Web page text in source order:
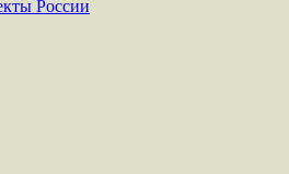
России